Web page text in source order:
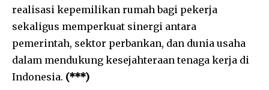
realisasi kepemilikan rumah bagi pekerja
sekaligus memperkuat sinergi antara
pemerintah, sektor perbankan, dan dunia usaha
dalam mendukung kesejahteraan tenaga kerja di
Indonesia. (***)